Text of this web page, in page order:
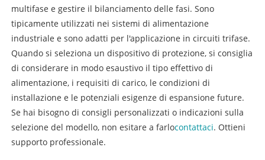
multifase e gestire il bilanciamento delle fasi. Sono
tipicamente utilizzati nei sistemi di alimentazione
industriale e sono adatti per l'applicazione in circuiti trifase.
Quando si seleziona un dispositivo di protezione, si consiglia
di considerare in modo esaustivo il tipo effettivo di
alimentazione, i requisiti di carico, le condizioni di
installazione e le potenziali esigenze di espansione future.
Se hai bisogno di consigli personalizzati o indicazioni sulla
selezione del modello, non esitare a farlocontattaci. Ottieni
supporto professionale.